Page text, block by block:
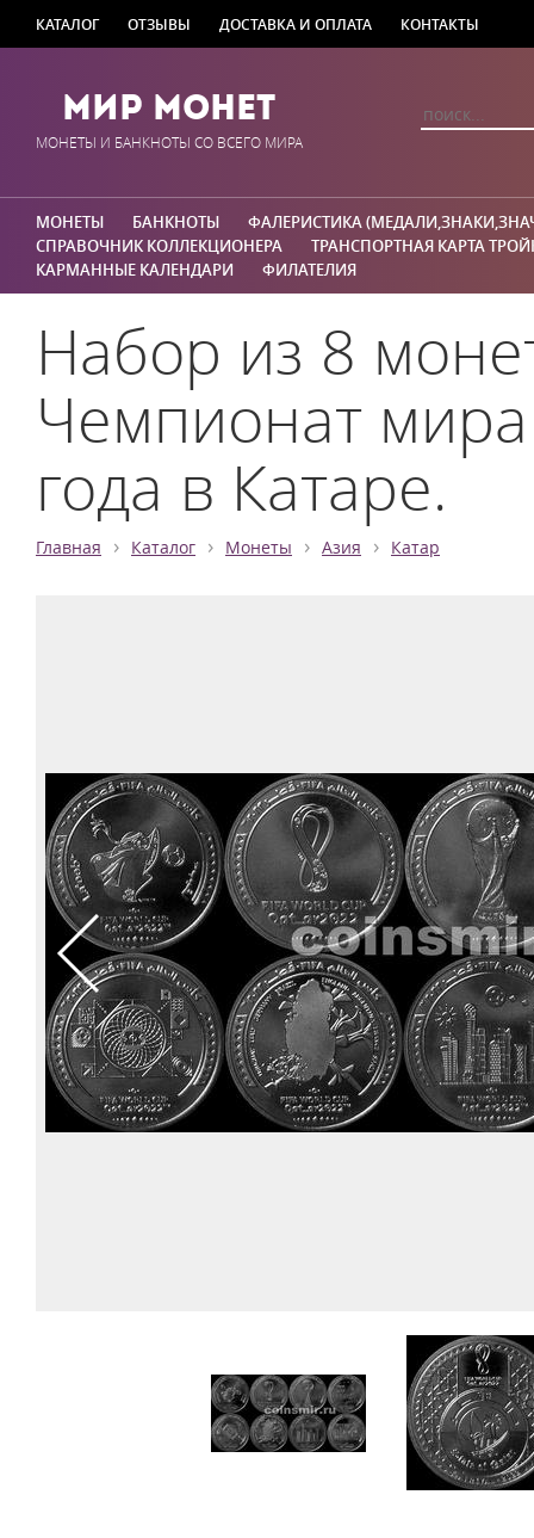
КАТАЛОГ ОТЗЫВЫ ДОСТАВКА И ОПЛАТА КОНТАКТЫ
Мир Монет
МОНЕТЫ И БАНКНОТЫ СО ВСЕГО МИРА
МОНЕТЫ БАНКНОТЫ
ФАЛЕРИСТИКА
СПРАВОЧНИК КОЛЛЕКЦИОНЕРА
ТРАНСПОРТНАЯ КАРТА
КАРМАННЫЕ КАЛЕНДАРИ
ФИЛАТЕЛИЯ
Набор из 8
Чемпионат
года в Катаре.
Главная › Каталог › Монеты › Азия › Катар